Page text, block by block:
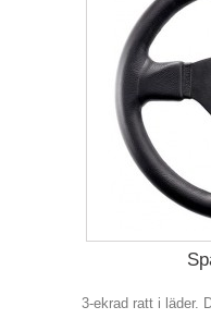
3-ekrad ratt i läder.